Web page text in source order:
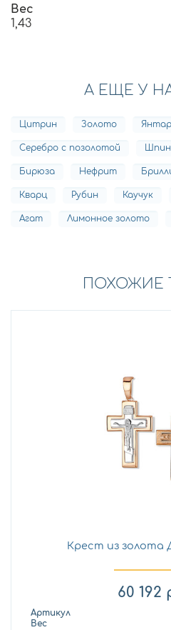
Вес
1,43
А ЕЩЕ У
Цитрин Золото
Серебро с позолотой
Бирюза Нефрит
Кварц Рубин Каучук
Агат Лимонное золото
ПОХОЖИЕ
Крест из золота
60 192
Артикул
Вес